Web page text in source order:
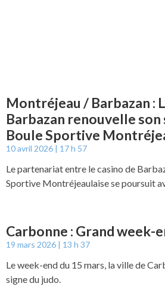
Montréjeau / Barbazan :
Barbazan renouvelle son
Boule Sportive
10 avril 2026 17 h 57
Le partenariat entre le casino de
Sportive Montréjeaulaise se poursuit
Carbonne : Grand week-
19 mars 2026 13 h 37
Le week-end du 15 mars, la ville de
signe du judo.